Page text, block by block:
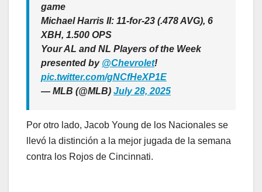
game
Michael Harris II: 11-for-23 (.478 AVG), 6
XBH, 1.500 OPS
Your AL and NL Players of the Week
presented by @Chevrolet!
pic.twitter.com/gNCfHeXP1E
— MLB (@MLB) July 28, 2025
Por otro lado, Jacob Young de los Nacionales se
llevó la distinción a la mejor jugada de la semana
contra los Rojos de Cincinnati.